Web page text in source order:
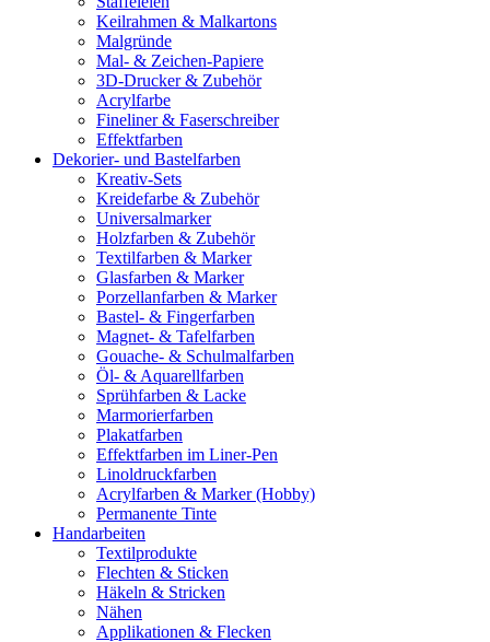
Keilrahmen & Malkartons
Malgründe
Mal- & Zeichen-Papiere
3D-Drucker & Zubehör
Acrylfarbe
Fineliner & Faserschreiber
Effektfarben
Dekorier- und Bastelfarben
Kreativ-Sets
Kreidefarbe & Zubehör
Universalmarker
Holzfarben & Zubehör
Textilfarben & Marker
Glasfarben & Marker
Porzellanfarben & Marker
Bastel- & Fingerfarben
Magnet- & Tafelfarben
Gouache- & Schulmalfarben
Öl- & Aquarellfarben
Sprühfarben & Lacke
Marmorierfarben
Plakatfarben
Effektfarben im Liner-Pen
Linoldruckfarben
Acrylfarben & Marker (Hobby)
Permanente Tinte
Handarbeiten
Textilprodukte
Flechten & Sticken
Häkeln & Stricken
Nähen
Applikationen & Flecken